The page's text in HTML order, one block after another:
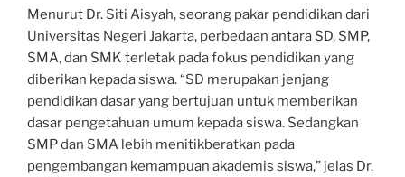
Menurut Dr. Siti Aisyah, seorang pakar pendidikan dari
Universitas Negeri Jakarta, perbedaan antara SD, SMP,
SMA, dan SMK terletak pada fokus pendidikan yang
diberikan kepada siswa. “SD merupakan jenjang
pendidikan dasar yang bertujuan untuk memberikan
dasar pengetahuan umum kepada siswa. Sedangkan
SMP dan SMA lebih menitikberatkan pada
pengembangan kemampuan akademis siswa,” jelas Dr.